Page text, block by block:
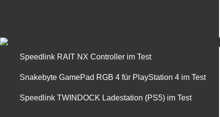
Speedlink RAIT NX Controller im Test
Snakebyte GamePad RGB 4 für PlayStation 4 im Test
Speedlink TWINDOCK Ladestation (PS5) im Test